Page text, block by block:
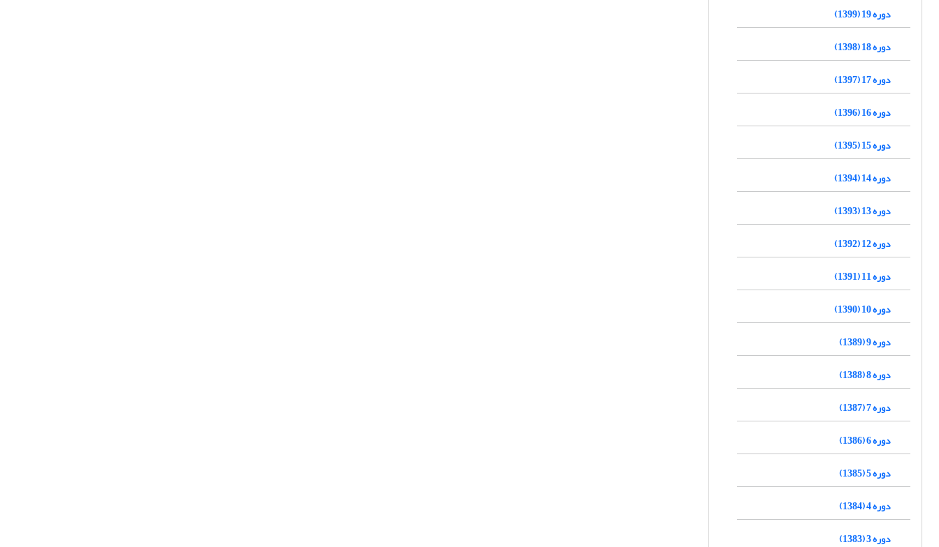
دوره 19 (1399)
دوره 18 (1398)
دوره 17 (1397)
دوره 16 (1396)
دوره 15 (1395)
دوره 14 (1394)
دوره 13 (1393)
دوره 12 (1392)
دوره 11 (1391)
دوره 10 (1390)
دوره 9 (1389)
دوره 8 (1388)
دوره 7 (1387)
دوره 6 (1386)
دوره 5 (1385)
دوره 4 (1384)
دوره 3 (1383)